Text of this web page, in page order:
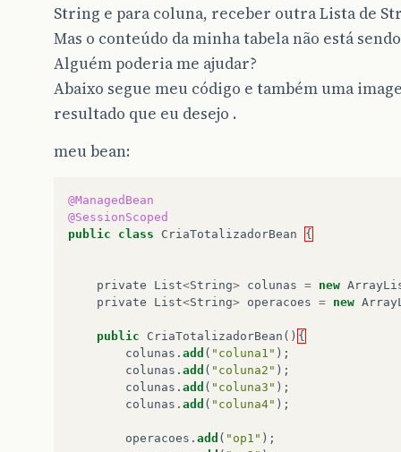
String e para coluna, receber outra Lista de
Mas o conteúdo da minha tabela não está
Alguém poderia me ajudar?
Abaixo segue meu código e também uma
resultado que eu desejo .
meu bean:
@ManagedBean
@SessionScoped
public
class CriaTotalizadorBean {
private List<String> colunas = new
private
List<String> operacoes = new
public CriaTotalizadorBean () {
colunas . add ( "coluna1" );
colunas . add ( "coluna2" );
colunas . add ( "coluna3" );
colunas . add ( "coluna4" );
operacoes . add ( "op1" );